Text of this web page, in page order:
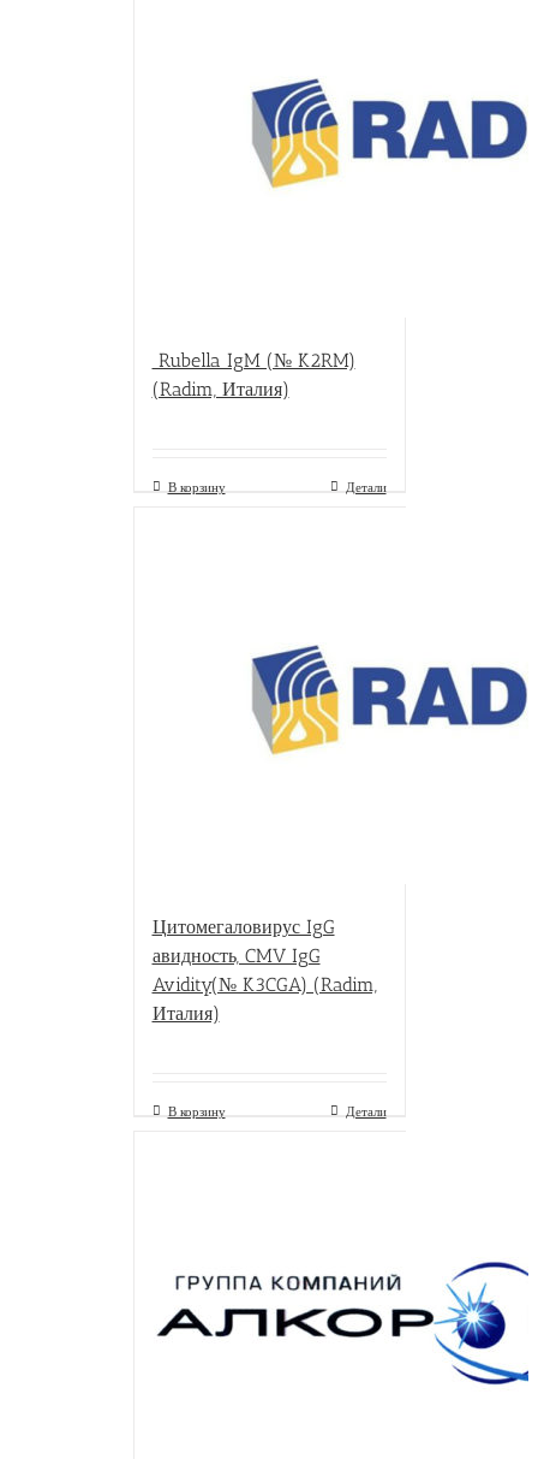
Rubella IgM (№ K2RM)
(Radim, Италия)
В корзину Детали
Цитомегаловирус IgG
авидность, CMV IgG
Avidity(№ K3CGA) (Radim,
Италия)
В корзину Детали